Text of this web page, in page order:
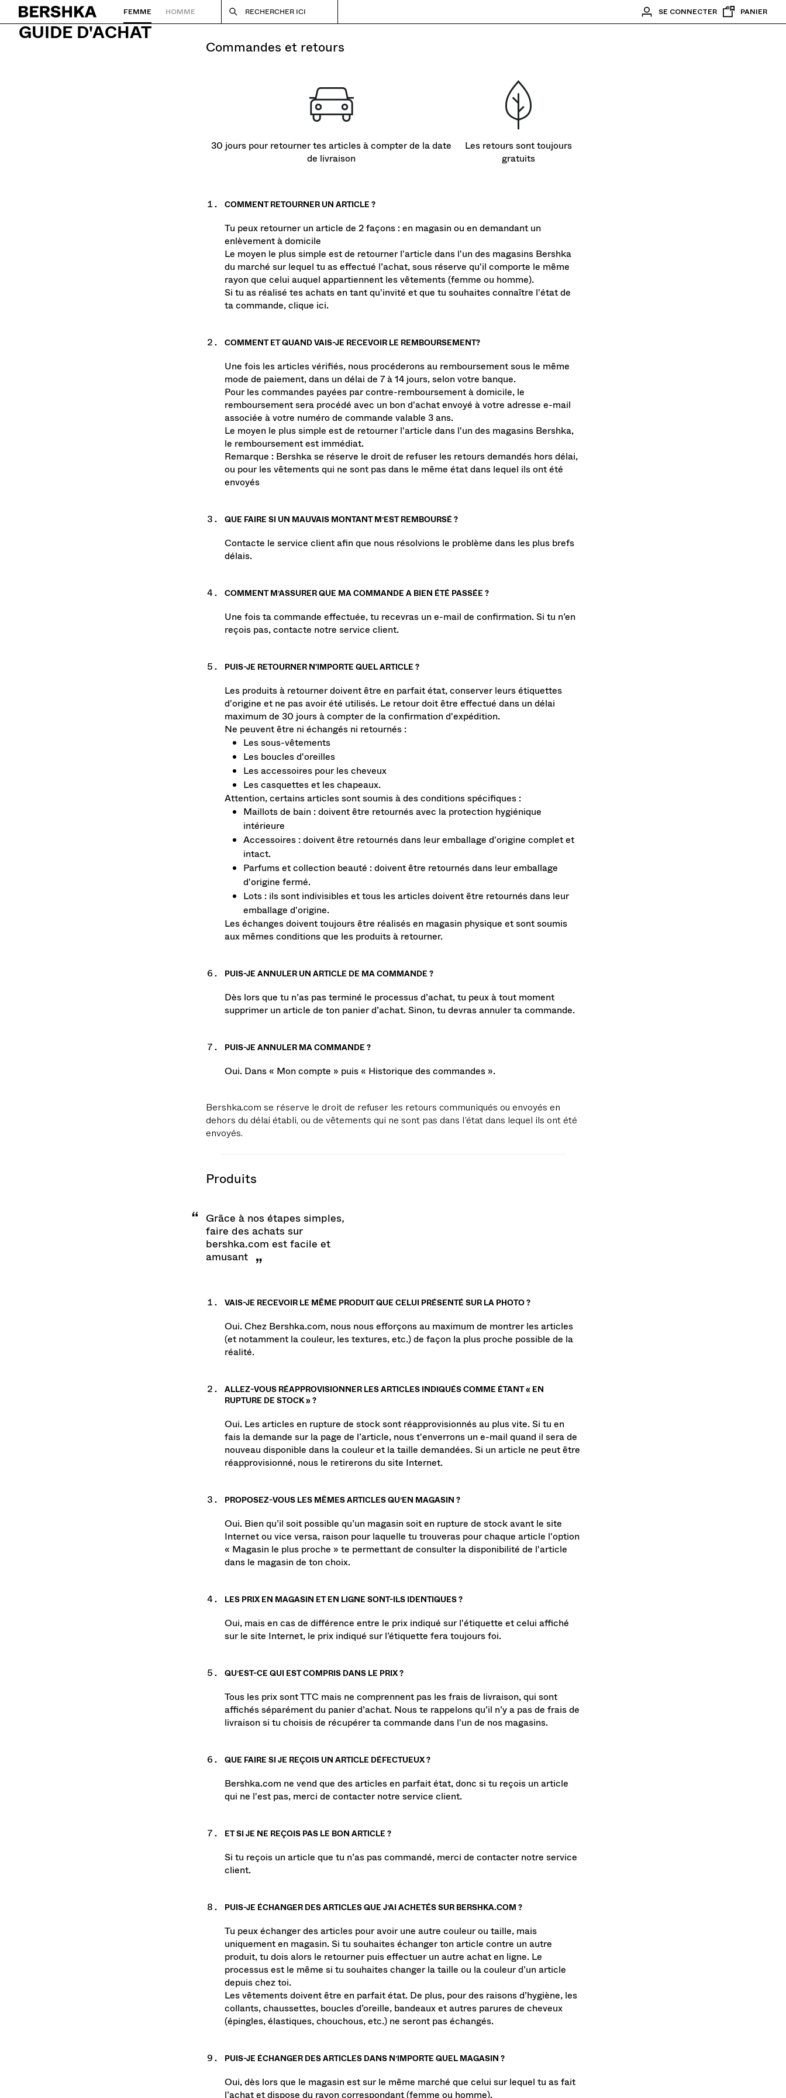
Retourner à la page d'accueil
FEMME HOMME RECHERCHER ICI SE CONNECTER PANIER
GUIDE D'ACHAT
commandes et retours
30 jours pour retourner tes articles à compter de la date
de livraison
Les retours sont toujours
gratuits
COMMENT RETOURNER UN ARTICLE ?
Tu peux retourner un article de 2 façons : en magasin ou en demandant un
enlèvement à domicile
Le moyen le plus simple est de retourner l'article dans l'un des magasins Bershka
du marché sur lequel tu as effectué l’achat, sous réserve qu'il comporte le même
rayon que celui auquel appartiennent les vêtements (femme ou homme).
Si tu as réalisé tes achats en tant qu'invité et que tu souhaites connaître l'état de
ta commande, clique ici.
COMMENT ET QUAND VAIS-JE RECEVOIR LE REMBOURSEMENT?
Une fois les articles vérifiés, nous procéderons au remboursement sous le même
mode de paiement, dans un délai de 7 à 14 jours, selon votre banque.
Pour les commandes payées par contre-remboursement à domicile, le
remboursement sera procédé avec un bon d'achat envoyé à votre adresse e-mail
associée à votre numéro de commande valable 3 ans.
Le moyen le plus simple est de retourner l'article dans l'un des magasins Bershka,
le remboursement est immédiat.
Remarque : Bershka se réserve le droit de refuser les retours demandés hors délai,
ou pour les vêtements qui ne sont pas dans le même état dans lequel ils ont été
envoyés
QUE FAIRE SI UN MAUVAIS MONTANT M’EST REMBOURSÉ ?
Contacte le service client afin que nous résolvions le problème dans les plus brefs
délais.
COMMENT M’ASSURER QUE MA COMMANDE A BIEN ÉTÉ PASSÉE ?
Une fois ta commande effectuée, tu recevras un e-mail de confirmation. Si tu n’en
reçois pas, contacte notre service client.
PUIS-JE RETOURNER N'IMPORTE QUEL ARTICLE ?
Les produits à retourner doivent être en parfait état, conserver leurs étiquettes
d'origine et ne pas avoir été utilisés. Le retour doit être effectué dans un délai
maximum de 30 jours à compter de la confirmation d'expédition.
Ne peuvent être ni échangés ni retournés :
Les sous-vêtements
Les boucles d'oreilles
Les accessoires pour les cheveux
Les casquettes et les chapeaux.
Attention, certains articles sont soumis à des conditions spécifiques :
Maillots de bain : doivent être retournés avec la protection hygiénique
intérieure
Accessoires : doivent être retournés dans leur emballage d'origine complet et
intact.
Parfums et collection beauté : doivent être retournés dans leur emballage
d'origine fermé.
Lots : ils sont indivisibles et tous les articles doivent être retournés dans leur
emballage d'origine.
Les échanges doivent toujours être réalisés en magasin physique et sont soumis
aux mêmes conditions que les produits à retourner.
PUIS-JE ANNULER UN ARTICLE DE MA COMMANDE ?
Dès lors que tu n’as pas terminé le processus d’achat, tu peux à tout moment
supprimer un article de ton panier d’achat. Sinon, tu devras annuler ta commande.
PUIS-JE ANNULER MA COMMANDE ?
Oui. Dans « Mon compte » puis « Historique des commandes ».
Bershka.com se réserve le droit de refuser les retours communiqués ou envoyés en
dehors du délai établi, ou de vêtements qui ne sont pas dans l’état dans lequel ils ont été
envoyés.
produits
Grâce à nos étapes simples,
faire des achats sur
bershka.com est facile et
amusant
VAIS-JE RECEVOIR LE MÊME PRODUIT QUE CELUI PRÉSENTÉ SUR LA PHOTO ?
Oui. Chez Bershka.com, nous nous efforçons au maximum de montrer les articles
(et notamment la couleur, les textures, etc.) de façon la plus proche possible de la
réalité.
ALLEZ-VOUS RÉAPPROVISIONNER LES ARTICLES INDIQUÉS COMME ÉTANT « EN
RUPTURE DE STOCK » ?
Oui. Les articles en rupture de stock sont réapprovisionnés au plus vite. Si tu en
fais la demande sur la page de l’article, nous t'enverrons un e-mail quand il sera de
nouveau disponible dans la couleur et la taille demandées. Si un article ne peut être
réapprovisionné, nous le retirerons du site Internet.
PROPOSEZ-VOUS LES MÊMES ARTICLES QU’EN MAGASIN ?
Oui. Bien qu’il soit possible qu’un magasin soit en rupture de stock avant le site
Internet ou vice versa, raison pour laquelle tu trouveras pour chaque article l'option
« Magasin le plus proche » te permettant de consulter la disponibilité de l'article
dans le magasin de ton choix.
LES PRIX EN MAGASIN ET EN LIGNE SONT-ILS IDENTIQUES ?
Oui, mais en cas de différence entre le prix indiqué sur l'étiquette et celui affiché
sur le site Internet, le prix indiqué sur l’étiquette fera toujours foi.
QU’EST-CE QUI EST COMPRIS DANS LE PRIX ?
Tous les prix sont TTC mais ne comprennent pas les frais de livraison, qui sont
affichés séparément du panier d’achat. Nous te rappelons qu’il n’y a pas de frais de
livraison si tu choisis de récupérer ta commande dans l'un de nos magasins.
QUE FAIRE SI JE REÇOIS UN ARTICLE DÉFECTUEUX ?
Bershka.com ne vend que des articles en parfait état, donc si tu reçois un article
qui ne l'est pas, merci de contacter notre service client.
ET SI JE NE REÇOIS PAS LE BON ARTICLE ?
Si tu reçois un article que tu n’as pas commandé, merci de contacter notre service
client.
PUIS-JE ÉCHANGER DES ARTICLES QUE J’AI ACHETÉS SUR BERSHKA.COM ?
Tu peux échanger des articles pour avoir une autre couleur ou taille, mais
uniquement en magasin. Si tu souhaites échanger ton article contre un autre
produit, tu dois alors le retourner puis effectuer un autre achat en ligne. Le
processus est le même si tu souhaites changer la taille ou la couleur d’un article
depuis chez toi.
Les vêtements doivent être en parfait état. De plus, pour des raisons d’hygiène, les
collants, chaussettes, boucles d’oreille, bandeaux et autres parures de cheveux
(épingles, élastiques, chouchous, etc.) ne seront pas échangés.
PUIS-JE ÉCHANGER DES ARTICLES DANS N’IMPORTE QUEL MAGASIN ?
Oui, dès lors que le magasin est sur le même marché que celui sur lequel tu as fait